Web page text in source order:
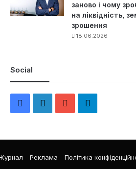
заново і чому
на ліквідність,
зрошення
18.06.2026
Social
c
n
k
u
T
л
е
Реклама Політика